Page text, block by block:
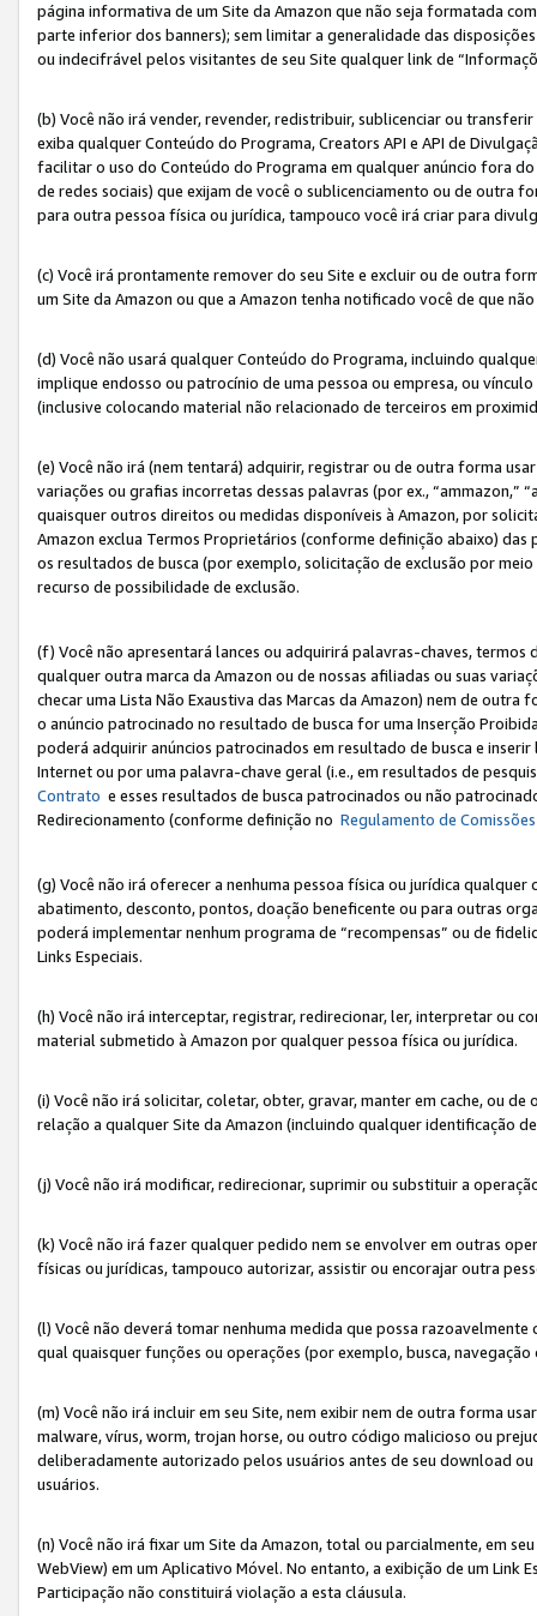
página informativa de um Site da Amazon que não seja formatada
parte inferior dos banners); sem limitar a generalidade das
ou indecifrável pelos visitantes de seu Site qualquer link de
(b) Você não irá vender, revender, redistribuir, sublicenciar ou
exiba qualquer Conteúdo do Programa, Creators API e API de
facilitar o uso do Conteúdo do Programa em qualquer anúncio fora
de redes sociais) que exijam de você o sublicenciamento ou de outra
para outra pessoa física ou jurídica, tampouco você irá criar para
(c) Você irá prontamente remover do seu Site e excluir ou de outra
um Site da Amazon ou que a Amazon tenha notificado você de que
(d) Você não usará qualquer Conteúdo do Programa, incluindo
implique endosso ou patrocínio de uma pessoa ou empresa, ou
(inclusive colocando material não relacionado de terceiros em
(e) Você não irá (nem tentará) adquirir, registrar ou de outra forma
variações ou grafias incorretas dessas palavras (por ex., “ammazon,”
quaisquer outros direitos ou medidas disponíveis à Amazon, por
Amazon exclua Termos Proprietários (conforme definição abaixo)
os resultados de busca (por exemplo, solicitação de exclusão por
recurso de possibilidade de exclusão.
(f) Você não apresentará lances ou adquirirá palavras-chaves,
qualquer outra marca da Amazon ou de nossas afiliadas ou suas
checar uma Lista Não Exaustiva das Marcas da Amazon) nem de
o anúncio patrocinado no resultado de busca for uma Inserção
poderá adquirir anúncios patrocinados em resultado de busca e
Internet ou por uma palavra-chave geral (i.e., em resultados de
Contrato e esses resultados de busca patrocinados ou não
Redirecionamento (conforme definição no Regulamento de Comissões
(g) Você não irá oferecer a nenhuma pessoa física ou jurídica
abatimento, desconto, pontos, doação beneficente ou para outras
poderá implementar nenhum programa de “recompensas” ou de
Links Especiais.
(h) Você não irá interceptar, registrar, redirecionar, ler, interpretar
material submetido à Amazon por qualquer pessoa física ou jurídica.
(i) Você não irá solicitar, coletar, obter, gravar, manter em cache, ou
relação a qualquer Site da Amazon (incluindo qualquer identificação
(j) Você não irá modificar, redirecionar, suprimir ou substituir a
(k) Você não irá fazer qualquer pedido nem se envolver em outras
físicas ou jurídicas, tampouco autorizar, assistir ou encorajar outra
(l) Você não deverá tomar nenhuma medida que possa
qual quaisquer funções ou operações (por exemplo, busca,
(m) Você não irá incluir em seu Site, nem exibir nem de outra forma
malware, vírus, worm, trojan horse, ou outro código malicioso ou
deliberadamente autorizado pelos usuários antes de seu download
usuários.
(n) Você não irá fixar um Site da Amazon, total ou parcialmente, em
WebView) em um Aplicativo Móvel. No entanto, a exibição de um Link
Participação não constituirá violação a esta cláusula.